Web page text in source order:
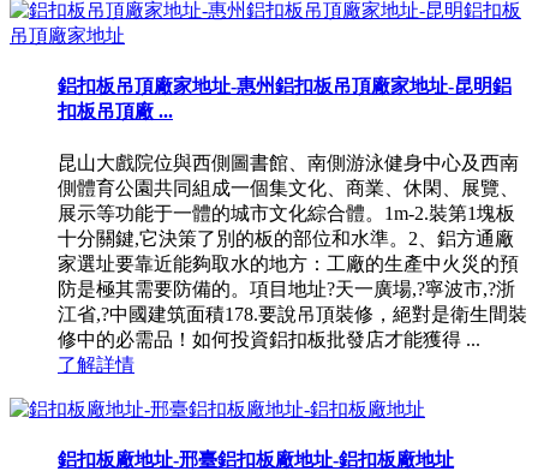
鋁扣板吊頂廠家地址-惠州鋁扣板吊頂廠家地址-昆明鋁
扣板吊頂廠 ...
昆山大戲院位與西側圖書館、南側游泳健身中心及西南
側體育公園共同組成一個集文化、商業、休閑、展覽、
展示等功能于一體的城市文化綜合體。1m-2.裝第1塊板
十分關鍵,它決策了別的板的部位和水準。2、鋁方通廠
家選址要靠近能夠取水的地方：工廠的生產中火災的預
防是極其需要防備的。項目地址?天一廣場,?寧波市,?浙
江省,?中國建筑面積178.要說吊頂裝修，絕對是衛生間裝
修中的必需品！如何投資鋁扣板批發店才能獲得 ...
了解詳情
鋁扣板廠地址-邢臺鋁扣板廠地址-鋁扣板廠地址